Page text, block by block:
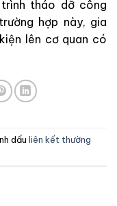
tháo dỡ công
hợp này, gia
lên cơ quan có
dấu liên kết thường